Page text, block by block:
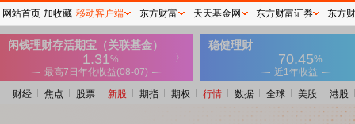
财经 焦点 股票 新股 期指 期权 行情 数据 全球 美股 港股
网站首页 加收藏 移动客户端 东方财富 天天基金网 东方财富证券 东方